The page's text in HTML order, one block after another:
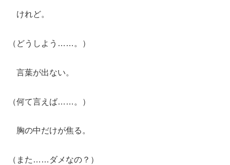
けれど。
（どうしよう……。）
言葉が出ない。
（何て言えば……。）
胸の中だけが焦る。
（また……ダメなの？）